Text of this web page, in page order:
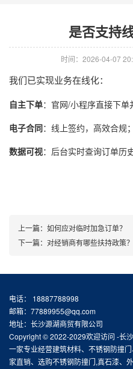
是否支持
时间：2026-04-07
我们已实现业务在线化：
自主下单：官网/小程序直接下单
电子合同：线上签约，高效合规；
数据可视：后台实时查询订单历
上一篇： 如何应对临时加急订单？
下一篇： 对经销商有哪些扶持政策？
电话： 18887788998
邮箱：77889955@qq.com
地址：长沙源湖商贸有限公司
Copyright © 2022-2029欢迎访问 -长
一家专业经营建筑材料、不锈钢防撞
家直销、选购不锈钢防撞门,真石漆、